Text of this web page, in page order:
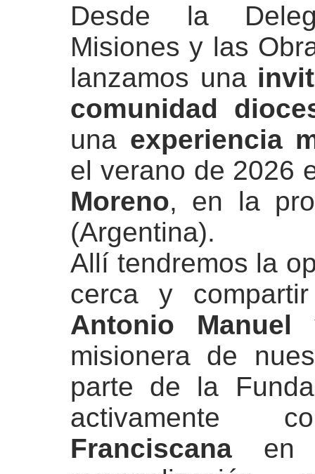
Desde la
Misiones y las
lanzamos una
comunidad
una experiencia
el verano de 2026
Moreno, en la
(Argentina).
Allí tendremos la
cerca y
Antonio Manuel
misionera de
parte de la
Franciscana en